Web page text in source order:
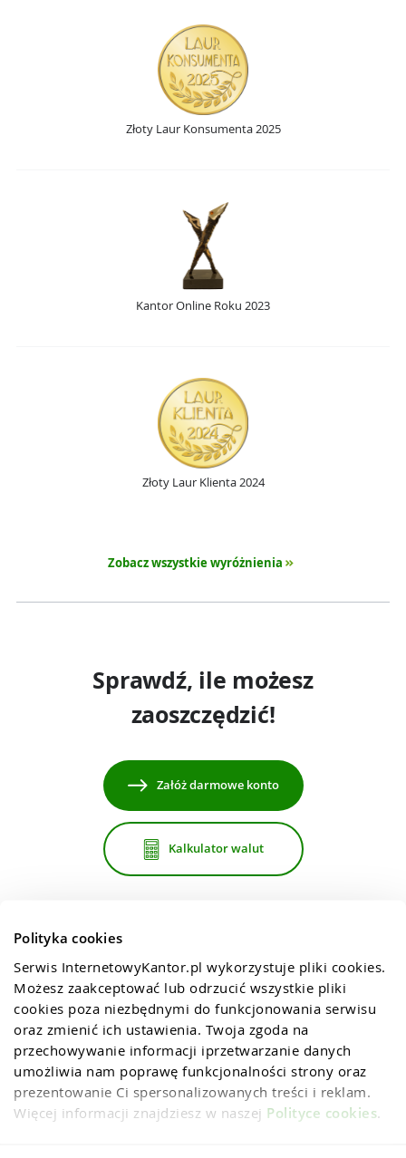
Polityka cookies
Serwis InternetowyKantor.pl wykorzystuje pliki cookies.
Możesz zaakceptować lub odrzucić wszystkie pliki
cookies poza niezbędnymi do funkcjonowania serwisu
oraz zmienić ich ustawienia. Twoja zgoda na
przechowywanie informacji iprzetwarzanie danych
umożliwia nam poprawę funkcjonalności strony oraz
prezentowanie Ci spersonalizowanych treści i reklam.
Więcej informacji znajdziesz w naszej Polityce cookies.
Złoty Laur Konsumenta 2025
Kantor Online Roku 2023
Złoty Laur Klienta 2024
Zobacz wszystkie wyróżnienia
Sprawdź, ile możesz
zaoszczędzić!
Załóż darmowe konto
Kalkulator walut